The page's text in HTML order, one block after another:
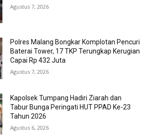
Agustus 7, 2026
Polres Malang Bongkar Komplotan Pencuri
Baterai Tower, 17 TKP Terungkap Kerugian
Capai Rp 432 Juta
Agustus 7, 2026
Kapolsek Tumpang Hadiri Ziarah dan
Tabur Bunga Peringati HUT PPAD Ke-23
Tahun 2026
Agustus 6, 2026